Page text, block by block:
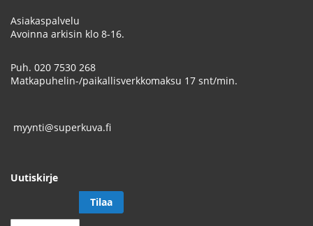
Asiakaspalvelu
Avoinna arkisin klo 8-16.
Puh. 020 7530 268
Matkapuhelin-/paikallisverkkomaksu 17 snt/min.
myynti@superkuva.fi
Uutiskirje
Tilaa